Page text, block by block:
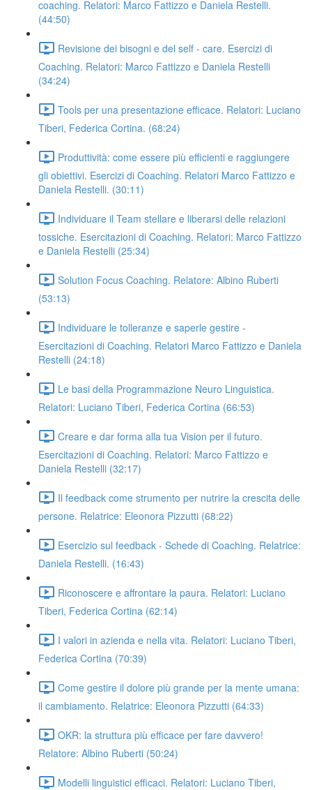
coaching. Relatori: Marco Fattizzo e Daniela Restelli.
(44:50)
Revisione dei bisogni e del self - care. Esercizi di
Coaching. Relatori: Marco Fattizzo e Daniela Restelli
(34:24)
Tools per una presentazione efficace. Relatori: Luciano
Tiberi, Federica Cortina. (68:24)
Produttività: come essere più efficienti e raggiungere
gli obiettivi. Esercizi di Coaching. Relatori Marco Fattizzo e
Daniela Restelli. (30:11)
Individuare il Team stellare e liberarsi delle relazioni
tossiche. Esercitazioni di Coaching. Relatori: Marco Fattizzo
e Daniela Restelli (25:34)
Solution Focus Coaching. Relatore: Albino Ruberti
(53:13)
Individuare le tolleranze e saperle gestire -
Esercitazioni di Coaching. Relatori Marco Fattizzo e Daniela
Restelli (24:18)
Le basi della Programmazione Neuro Linguistica.
Relatori: Luciano Tiberi, Federica Cortina (66:53)
Creare e dar forma alla tua Vision per il futuro.
Esercitazioni di Coaching. Relatori: Marco Fattizzo e
Daniela Restelli (32:17)
Il feedback come strumento per nutrire la crescita delle
persone. Relatrice: Eleonora Pizzutti (68:22)
Esercizio sul feedback - Schede di Coaching. Relatrice:
Daniela Restelli. (16:43)
Riconoscere e affrontare la paura. Relatori: Luciano
Tiberi, Federica Cortina (62:14)
I valori in azienda e nella vita. Relatori: Luciano Tiberi,
Federica Cortina (70:39)
Come gestire il dolore più grande per la mente umana:
il cambiamento. Relatrice: Eleonora Pizzutti (64:33)
OKR: la struttura più efficace per fare davvero!
Relatore: Albino Ruberti (50:24)
Modelli linguistici efficaci. Relatori: Luciano Tiberi,